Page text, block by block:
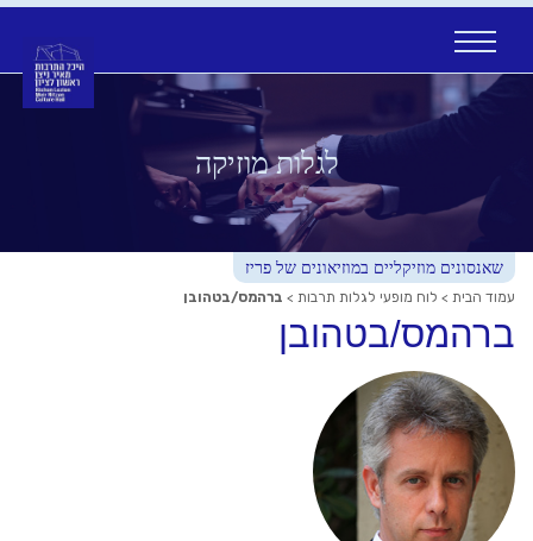
לגלות מוזיקה
שאנסונים מוזיקליים במוזיאונים של פריז
עמוד הבית > לוח מופעי לגלות תרבות > ברהמס/בטהובן
ברהמס/בטהובן